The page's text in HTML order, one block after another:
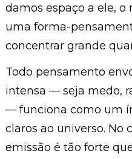
damos espaço a ele,
uma forma-
concentrar grande
Todo pensamento
intensa — seja medo,
— funciona como um
claros ao universo. No
emissão é tão forte